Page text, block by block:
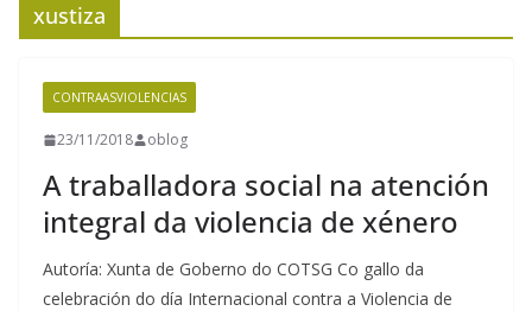
xustiza
CONTRAASVIOLENCIAS
23/11/2018 oblog
A traballadora social na atención
integral da violencia de xénero
Autoría: Xunta de Goberno do COTSG Co gallo da
celebración do día Internacional contra a Violencia de